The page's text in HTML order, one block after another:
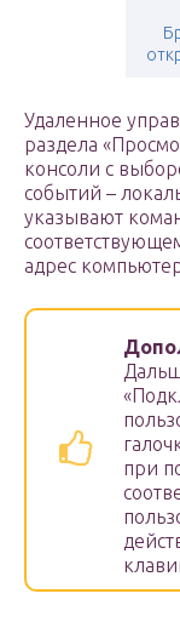
Удаленное
раздела
консоли с
событий –
указывают
адрес
при